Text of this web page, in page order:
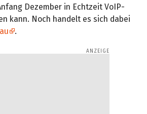
Dezember in Echtzeit VoIP-
kann. Noch handelt es sich dabei
.